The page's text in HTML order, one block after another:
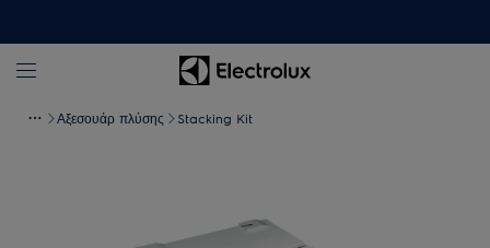
Αξεσουάρ πλύσης Stacking Kit